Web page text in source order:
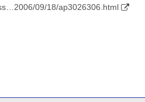
09/18/ap3026306.html